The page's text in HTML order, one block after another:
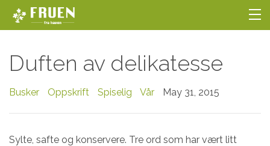
BLOGG
OM OSS
Duften av delikatesse
Busker Oppskrift Spiselig Vår May 31, 2015
Sylte, safte og konservere. Tre ord som har vært litt